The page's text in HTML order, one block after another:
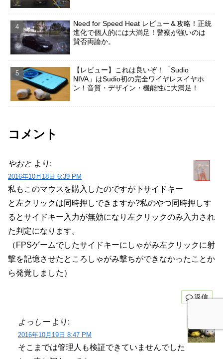
Need for Speed Heat レビュー＆攻略！正統
進化で個人的には大満足！警察が強いのは
賛否両論か。
【レビュー】これは良いぞ！「Sudio
NIVA」はSudio初の完全ワイヤレスイヤホ
ン！音質・デザイン・機能性に大満足！
コメント
やおと より:
2016年10月18日 6:39 PM
私もこのマウスを購入したのですが下サイドキー
と左クリックは同時押しできますか?私のやつ同時押しす
るとサイドキー入力が無効になり左クリックのみ入力され
た判定になります。
（FPSゲームでしたサイドキーにしゃがみ左クリックに射
撃を記憶させたところしゃがみ撃ちができなかったことか
ら発覚しました）
返信
よっしー より:
2016年10月19日 8:47 PM
そこまでは管理人も検証できていませんでした